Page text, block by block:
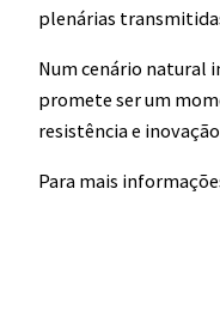
plenárias
Num cenário natural
promete ser um
resistência e
Para mais